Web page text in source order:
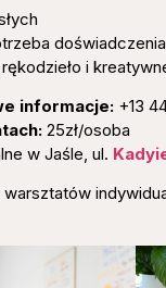
doświadczenia
i
informacje: +13
25zł/osoba
w Jaśle, ul.